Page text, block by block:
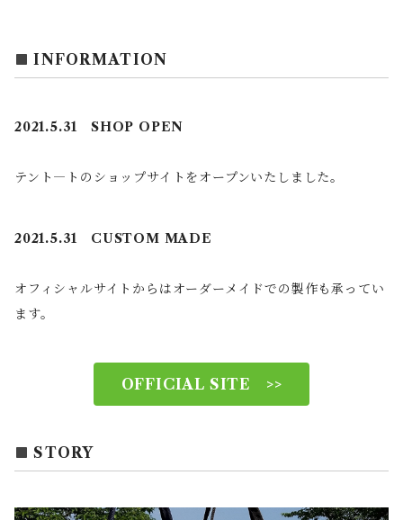
INFORMATION
2021.5.31 SHOP OPEN
テント―トのショップサイトをオープンいたしました。
2021.5.31 CUSTOM MADE
オフィシャルサイトからはオーダーメイドでの製作も承ってい
ます。
OFFICIAL SITE >>
STORY